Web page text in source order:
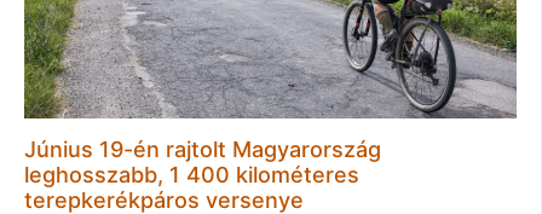
Június 19-én rajtolt Magyarország
leghosszabb, 1 400 kilométeres
terepkerékpáros versenye